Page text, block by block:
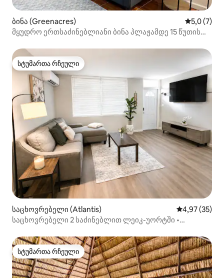
ბინა (Greenacres) საშუალო
5,0 (7)
მყუდრო ერთსაძინებლიანი ბინა პლაჟამდე 15 წუთის
სტუმართა რჩეული
სტუმართა რჩეული
საცხოვრებელი (Atlantis) საშუალო
4,97 (35)
საცხოვრებელი 2 საძინებლით ლეიკ-უორტში •
სტუმართა რჩეული
სტუმართა რჩეული